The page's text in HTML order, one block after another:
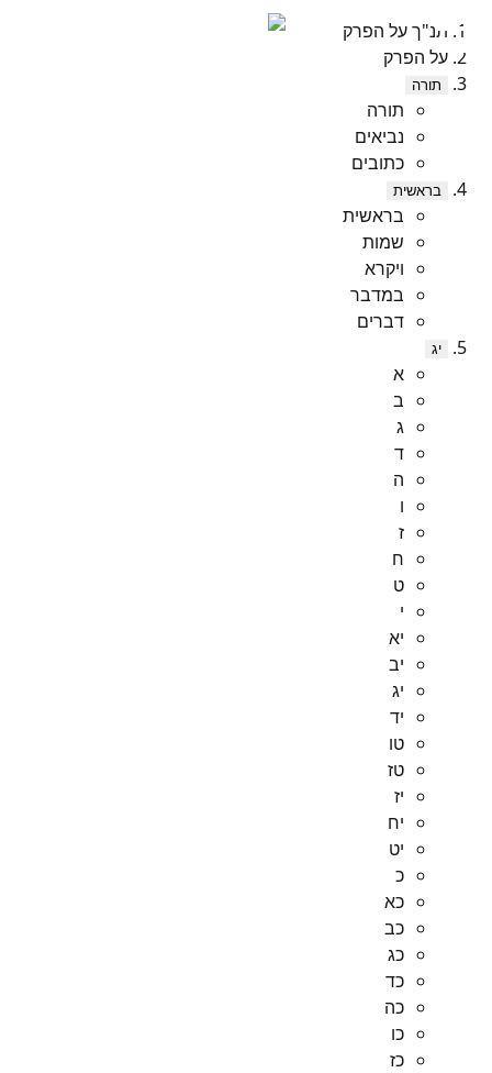
תנ"ך על הפרק
על הפרק
תורה
תורה
נביאים
כתובים
בראשית
בראשית
שמות
ויקרא
במדבר
דברים
יג
א
ב
ג
ד
ה
ו
ז
ח
ט
י
יא
יב
יג
יד
טו
טז
יז
יח
יט
כ
כא
כב
כג
כד
כה
כו
כז